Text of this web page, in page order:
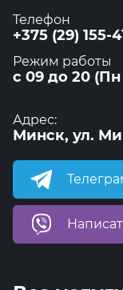
Телефон
+375 (29) 155-
Режим работы
с 09 до 20
Адрес:
Минск, ул.